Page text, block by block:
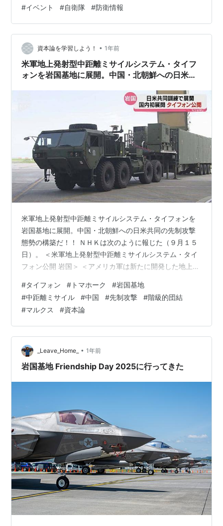
アメリカの余裕の誇示なのか。 今週末の自衛隊関連行事
は行われないようです。ゴールデンウィークの最中にど
ういった行事があるのか、地本募集対象者の特別説明会
などが行われますし、広報センターでは、朝霞の陸上自
衛隊公報センターでの特別装備展示などが行われ…
#イベント #自衛隊 #防衛情報
資本論を学習しよう！ • 1年前
米軍地上発射型中距離ミサイルシステム・タイフ
ォンを岩国基地に展開。中国・北朝鮮への日米共
米軍地上発射型中距離ミサイルシステム・タイフォンを
岩国基地に展開。中国・北朝鮮への日米共同の先制攻撃
態勢の構築だ！！ ＮＨＫは次のように報じた（９月１５
日）。 ＜米軍地上発射型中距離ミサイルシステム・タイ
フォン公開 岩国＞ ＜アメリカ軍は新たに開発した地上発
初めて展開させ、１５日、山口県岩国市のアメリカ軍岩
国基地で公開しました。 アメリカ軍が新たに開発した地
上発射型の中距離ミサイルシステム「タイフォン」は、
巡航ミサイル「トマホーク」を発射でき、射程１６００
キロのタイプであれば、岩国基地から東シナ海、そして
中国の一部に届く能力があります。 アメリ…
#タイフォン # トマホーク #岩国基地
#中距離ミサイル #中国 #先制攻撃 #階級的団結
#マルクス #資本論
_Leave_Home_ • 1年前
岩国基地 Friendship Day 2025に行ってきた